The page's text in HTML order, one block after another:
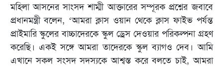
মহিলা আসনের সাংসদ শাম্মী আক্তারের সম্পূরক প্রশ্নের জবাবে
প্রধানমন্ত্রী বলেন, ‘আমরা ক্লাস ওয়ান থেকে ক্লাস ফাইভ পর্যন্ত
প্রাইমারি স্কুলের বাচ্চাদেরকে স্কুল ড্রেস দেওয়ার পরিকল্পনা গ্রহণ
করেছি। একই সঙ্গে আমরা তাদেরকে স্কুল ব্যাগও দেব। আমি
এখানে সকল সংসদ সদস্যকে আশ্বস্ত করে বলতে চাই, আমরা